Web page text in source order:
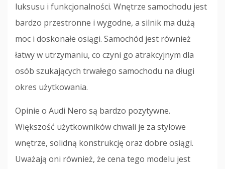
luksusu i funkcjonalności. Wnętrze samochodu jest
bardzo przestronne i wygodne, a silnik ma dużą
moc i doskonałe osiągi. Samochód jest również
łatwy w utrzymaniu, co czyni go atrakcyjnym dla
osób szukających trwałego samochodu na długi
okres użytkowania.
Opinie o Audi Nero są bardzo pozytywne.
Większość użytkowników chwali je za stylowe
wnętrze, solidną konstrukcję oraz dobre osiągi.
Uważają oni również, że cena tego modelu jest